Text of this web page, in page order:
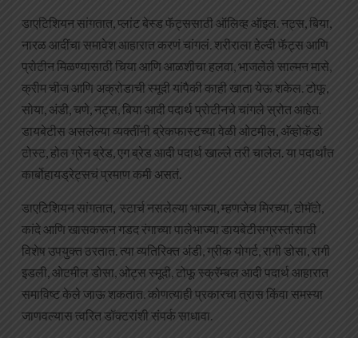
डाएटिशियन सांगतात, प्लांट बेस्ड फॅट्ससाठी ऑलिव्ह ऑइल. नट्स, बिया,
नारळ आदींचा समावेश आहारात करणं चांगलं. शरीराला हेल्दी फॅट्स आणि
प्रोटीन मिळण्यासाठी चिया आणि आळशीचा हलवा, भाजलेले साल्मन मासे,
क्रीम चीज आणि अक्रोडाची स्मूदी यांपैकी काही खाता येऊ शकेल. टोफू,
सोया, अंडी, चणे, नट्स, बिया आदी पदार्थ प्रोटीनचे चांगले स्रोत आहेत.
डायबेटीस असलेल्या व्यक्तींनी ब्रेकफास्टच्या वेळी ओटमील, अ‍ॅव्होकॅडो
टोस्ट, होल ग्रेन ब्रेड, एग ब्रेड आदी पदार्थ खाल्ले तरी चालेल. या पदार्थांत
कार्बोहायड्रेट्सचं प्रमाण कमी असतं.
डाएटिशियन सांगतात, स्टार्च नसलेल्या भाज्या, म्हणजेच मिरच्या, टोमॅटो,
कांदे आणि खासकरून गडद रंगाच्या पालेभाज्या डायबेटीसग्रस्तांसाठी
विशेष उपयुक्त ठरतात. त्या व्यतिरिक्त अंडी, ग्रीक योगर्ट, रागी डोसा, रागी
इडली, ओटमील डोसा, ओट्स स्मूदी, टोफू स्क्रॅम्बल आदी पदार्थ आहारात
समाविष्ट केले जाऊ शकतात. कोणत्याही प्रकारचा त्रास किंवा समस्या
जाणवल्यास त्वरित डॉक्टरांशी संपर्क साधावा.